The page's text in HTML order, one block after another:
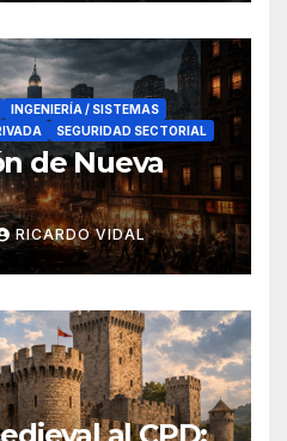
INGENIERÍA / SISTEMAS
SEGURIDAD SECTORIAL
de Nueva
RICARDO VIDAL